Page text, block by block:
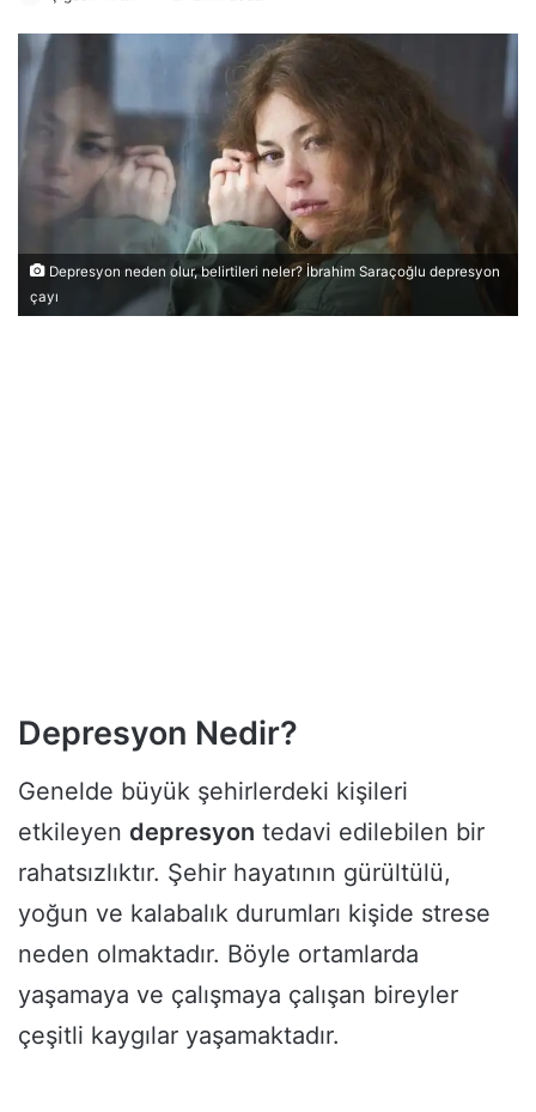
Depresyon neden olur, belirtileri neler? İbrahim Saraçoğlu depresyon
çayı
Depresyon Nedir?
Genelde büyük şehirlerdeki kişileri
etkileyen depresyon tedavi edilebilen bir
rahatsızlıktır. Şehir hayatının gürültülü,
yoğun ve kalabalık durumları kişide strese
neden olmaktadır. Böyle ortamlarda
yaşamaya ve çalışmaya çalışan bireyler
çeşitli kaygılar yaşamaktadır.